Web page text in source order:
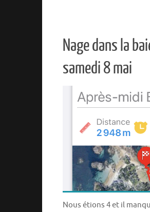
Nage dans la
samedi 8 mai
Nous étions 4 et il